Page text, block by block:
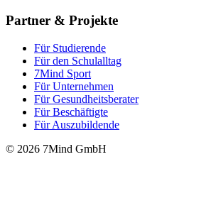
Partner & Projekte
Für Stu­die­rende
Für den Schulalltag
7Mind Sport
Für Unter­neh­men
Für Gesund­heits­be­ra­ter
Für Beschäftigte
Für Auszubildende
© 2026 7Mind GmbH